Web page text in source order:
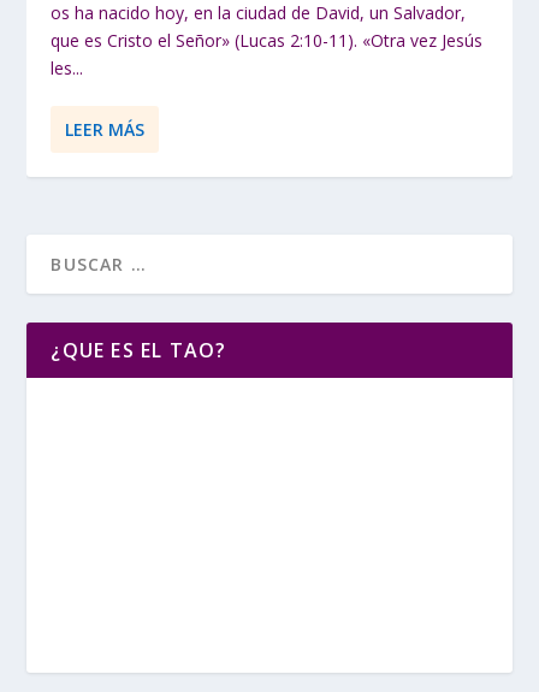
os ha nacido hoy, en la ciudad de David, un Salvador,
que es Cristo el Señor» (Lucas 2:10-11). «Otra vez Jesús
les...
LEER MÁS
¿QUE ES EL TAO?